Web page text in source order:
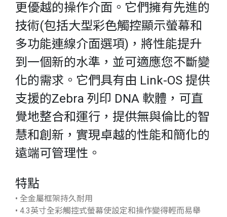
更優越的操作介面。它們擁有先進的
技術(包括大型彩色觸控顯示螢幕和
多功能連線介面選項)，將性能提升
到一個新的水準，並可適應您不斷變
化的需求。它們具有由 Link-OS 提供
支援的Zebra 列印 DNA 軟體，可直
覺地整合和運行，提供無與倫比的智
慧和創新，實現卓越的性能和簡化的
遠端可管理性。
特點
• 全金屬框架持久耐用
• 4.3英寸全彩觸控式螢幕使設定和操作變得輕而易舉